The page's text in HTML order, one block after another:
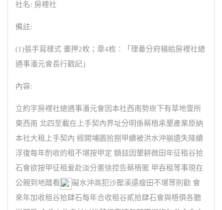
社名: 房裡社
備註:
(1)張手寫樣式 畫押2枚；章4枚：「理番分府楊給房裡社總
通事潘元會長行戳記」
內容:
立約字房裡社總通事潘元會因本社西南勢崁下有草地壹所
東西南 北四至載在上手契內界址分明係蔡梧承墾產業原納
本社大租上手契內 經開埔園拾捌甲續被洪水沖崩遺失陸續
浮復每年酌收的租不堪按甲定 額玆因墾耕微田年征租谷拾
石會欲按甲征租爰赴淡分憲徐控告蔡梧匿 甲吞租等事現在
公親到地踏看
礙水沖高犯沙壓溪還瘦田不堪等則勸 會
來年加收租谷拾肆石每年合收租谷貳拾肆石會與梧俱各聽